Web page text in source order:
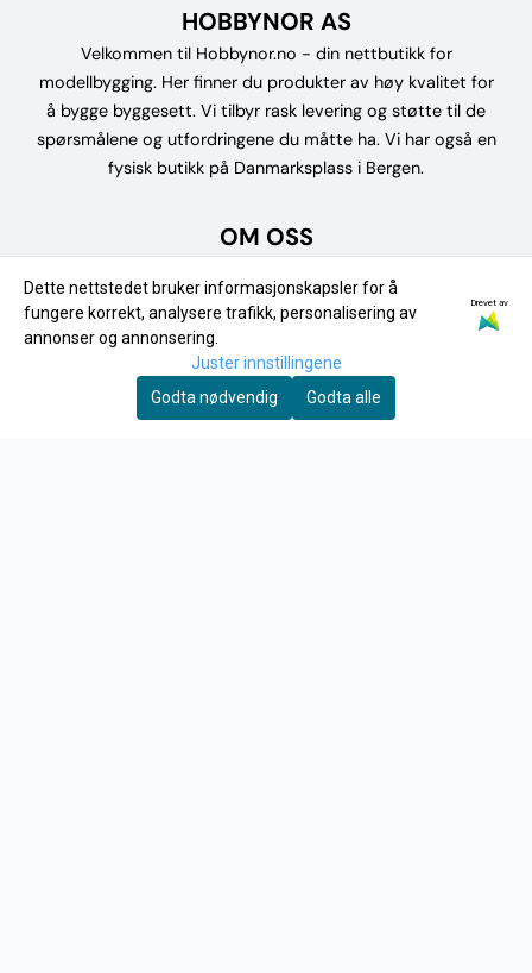
HOBBYNOR AS
Velkommen til Hobbynor.no - din nettbutikk for
modellbygging. Her finner du produkter av høy kvalitet for
å bygge byggesett. Vi tilbyr rask levering og støtte til de
spørsmålene og utfordringene du måtte ha. Vi har også en
fysisk butikk på Danmarksplass i Bergen.
OM OSS
Fjøsangerveien 30A
5053 BERGEN
Org. nr. 934860535
Dette nettstedet bruker informasjonskapsler for å
fungere korrekt, analysere trafikk, personalisering av
annonser og annonsering.
Drevet av
Juster innstillingene
Godta nødvendig
Godta alle